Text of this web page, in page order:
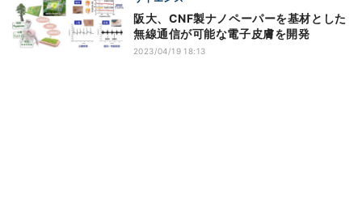
阪大、CNF製ナノペーパーを基材とした
無線通信が可能な電子皮膚を開発
2023/04/19 18:13